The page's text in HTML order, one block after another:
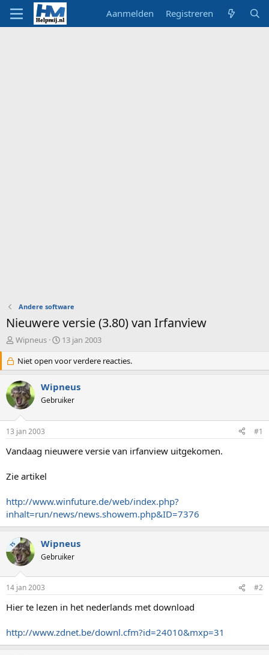
Aanmelden Registreren
Andere software
Nieuwere versie (3.80) van Irfanview
O
d
e
r
w
e
p
s
t
a
t
r
Wipneus
S
a
r
d
a
m
13 jan 2003
Niet open voor verdere reacties.
Wipneus
Gebruiker
13 jan 2003 #1
Vandaag nieuwere versie van irfanview uitgekomen.
Zie artikel
http://www.winfuture.de/web/index.php?
inhalt=run/news/news.showem.php&ID=7376
TS Wipneus
Gebruiker
14 jan 2003 #2
Hier te lezen in het nederlands met download
http://www.zdnet.be/downl.cfm?id=24010&mxp=31